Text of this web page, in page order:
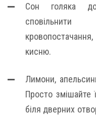
Сон голяка
кисню.
Лимони,
Просто змішайте
біля дверних